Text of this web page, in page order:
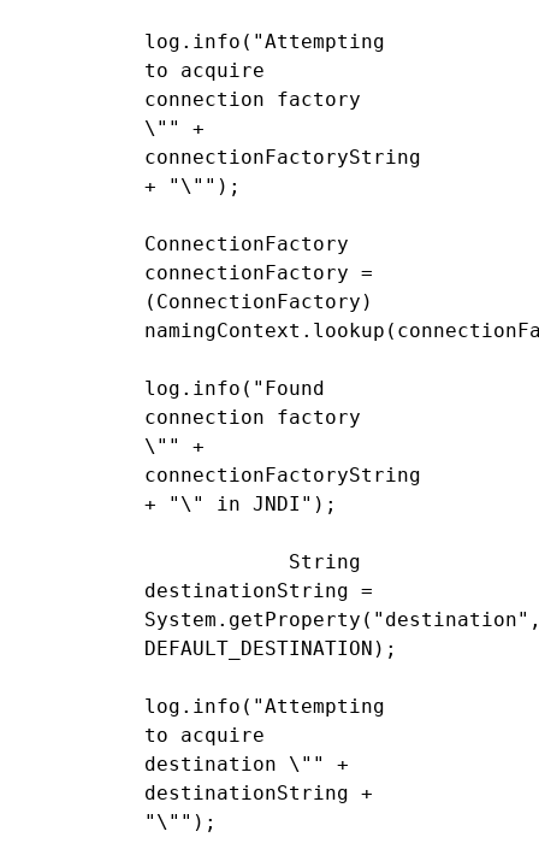
log.info("Attempting
to acquire
connection factory
\"" +
connectionFactoryString
+ "\"");
ConnectionFactory
connectionFactory =
(ConnectionFactory)
log.info("Found
connection factory
\"" +
connectionFactoryString
+ "\" in JNDI");
destinationString =
DEFAULT_DESTINATION);
log.info("Attempting
to acquire
destination \"" +
destinationString +
"\"");